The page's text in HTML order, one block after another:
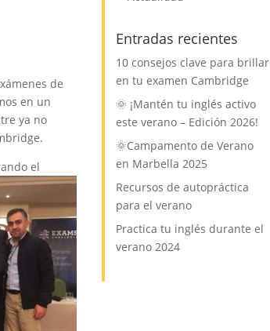
de
en un
ya no
el
Entradas recientes
10 consejos clave para brillar
en tu examen Cambridge
🌞 ¡Mantén tu inglés activo
este verano – Edición 2026!
🌞Campamento de Verano
en Marbella 2025
Recursos de autopráctica
para el verano
Practica tu inglés durante el
verano 2024